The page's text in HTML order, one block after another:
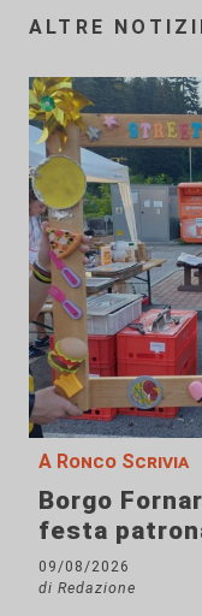
ALTRE
A Ronco Scrivia
Borgo
festa
09/08/2026
di Redazione